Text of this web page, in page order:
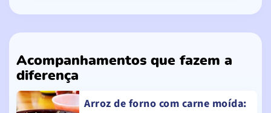
Acompanhamentos que fazem a
diferença
Arroz de forno com carne moída: